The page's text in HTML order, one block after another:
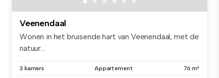
Veenendaal
Wonen in het bruisende hart van Veenendaal, met de
natuur...
3 kamers Appartement 76 m²